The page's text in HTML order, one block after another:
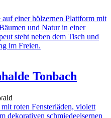
Tonbach